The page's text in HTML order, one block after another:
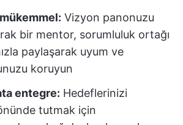
Vizyon panonuzu
bir mentor, sorumluluk ortağı
paylaşarak uyum ve
koruyun
entegre: Hedeflerinizi
tutmak için